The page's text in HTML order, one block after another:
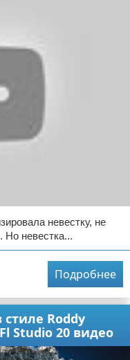
невестку, не
Но невестка...
Подробнее
Roddy
Studio 20 видео